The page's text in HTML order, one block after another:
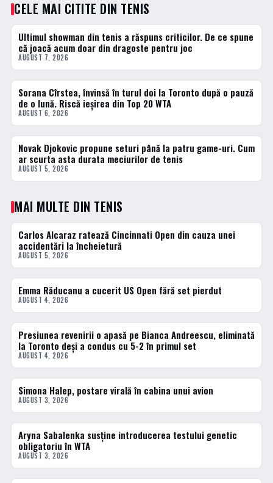
CELE MAI CITITE DIN TENIS
1 · TOP
Ultimul showman din tenis a răspuns criticilor. De ce spune
că joacă acum doar din dragoste pentru joc
AUGUST 7, 2026
2 · TOP
Sorana Cîrstea, învinsă în turul doi la Toronto după o pauză
de o lună. Riscă ieșirea din Top 20 WTA
AUGUST 6, 2026
3 · TOP
Novak Djokovic propune seturi până la patru game-uri. Cum
ar scurta asta durata meciurilor de tenis
AUGUST 5, 2026
MAI MULTE DIN TENIS
TENIS
Carlos Alcaraz ratează Cincinnati Open din cauza unei
accidentări la încheietură
AUGUST 5, 2026
TENIS
Emma Răducanu a cucerit US Open fără set pierdut
AUGUST 4, 2026
TENIS
Presiunea revenirii o apasă pe Bianca Andreescu, eliminată
la Toronto deși a condus cu 5-2 în primul set
AUGUST 4, 2026
TENIS
Simona Halep, postare virală în cabina unui avion
AUGUST 3, 2026
TENIS
Aryna Sabalenka susține introducerea testului genetic
obligatoriu în WTA
AUGUST 3, 2026